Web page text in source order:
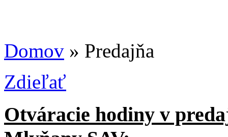
Domov » Predajňa
Zdieľať
Otváracie hodiny v